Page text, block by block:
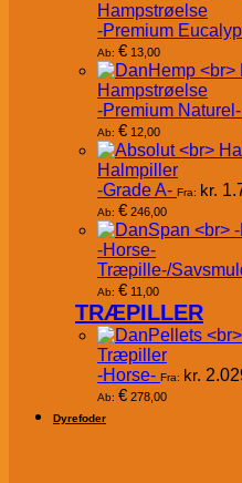
Hampstrøelse
-Premium
Ab: € 13,00
Hampstrøelse
-Premium Naturel-
Ab: € 12,00
Halmpiller
-Grade A- Fra: kr.
Ab: € 246,00
-Horse-
Træpille-/
Ab: € 11,00
TRÆPILLER
Træpiller
-Horse- Fra: kr.
Ab: € 278,00
Dyrefoder